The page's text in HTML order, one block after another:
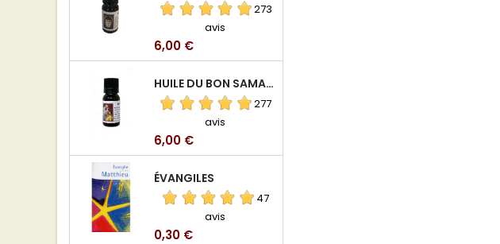
273
avis
Prix
6,00 €
HUILE DU BON SAMARITAIN
277
avis
Prix
6,00 €
ÉVANGILES
47
avis
Prix
0,30 €